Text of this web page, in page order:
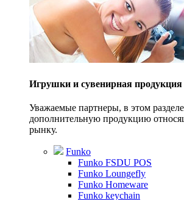
Игрушки и сувенирная продукция
Уважаемые партнеры, в этом
дополнительную продукцию
рынку.
Funko
Funko FSDU POS
Funko Loungefly
Funko Homeware
Funko keychain